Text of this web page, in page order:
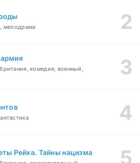
мелодрама
комедия, военный,
Рейха. Тайны нацизма